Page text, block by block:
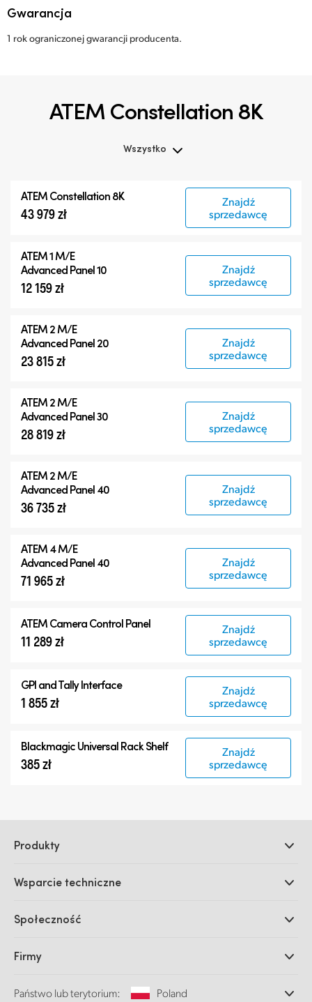
Gwarancja
1 rok ograniczonej gwarancji producenta.
ATEM Constellation 8K
Wszystko
ATEM Advanced Panels
ATEM Constellation 8K
43 979 zł
Znajdź
sprzedawcę
ATEM 1 M/E
Advanced Panel 10
12 159 zł
Znajdź
sprzedawcę
ATEM 2 M/E
Advanced Panel 20
23 815 zł
Znajdź
sprzedawcę
ATEM 2 M/E
Advanced Panel 30
28 819 zł
Znajdź
sprzedawcę
ATEM 2 M/E
Advanced Panel 40
36 735 zł
Znajdź
sprzedawcę
ATEM 4 M/E
Advanced Panel 40
71 965 zł
Znajdź
sprzedawcę
ATEM Camera Control Panel
11 289 zł
Znajdź
sprzedawcę
GPI and Tally Interface
1 855 zł
Znajdź
sprzedawcę
Blackmagic Universal Rack Shelf
385 zł
Znajdź
sprzedawcę
Produkty
DaVinci Resolve i oprogramowanie Fusion
Ultimatte
Przechwytywanie i odtwarzanie
Konwersja standardów
Wsparcie techniczne
Centrum wsparcia technicznego
Społeczność
Firmy
O nas
Państwo lub terytorium: Poland